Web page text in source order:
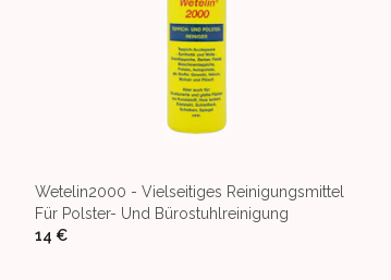
Wetelin2000 - Vielseitiges Reinigungsmittel
Für Polster- Und Bürostuhlreinigung
14 €